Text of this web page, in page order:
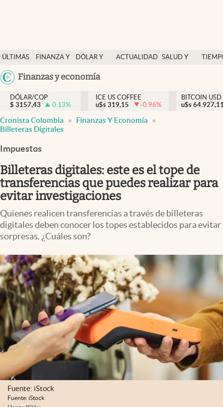
ÚLTIMAS
NOTICIAS
FINANZA Y
DÓLAR Y
ACTUALIDAD SALUD Y
México
Finanzas y economía
Salud y nutrición
Vida espiritual
Actualidad
Dólar y mercados
Curiosidades
Colombia
DÓLAR/COP
$ 3157,43 0.13%
ICE US COFFEE
u$s 319,15 -0.96%
BITCOIN USD
u$s
Cronista Colombia
Finanzas Y Economía
Billeteras Digitales
Impuestos
Billeteras digitales: este es el tope de
transferencias que puedes realizar para
evitar investigaciones
Quienes realicen transferencias a través de billeteras
digitales deben conocer los topes establecidos para evitar
sorpresas. ¿Cuáles son?
Fuente: iStock
Fuente: iStock